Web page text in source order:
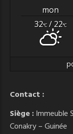
mon
32°C / 22°C
Contact :
Siège :Immeuble
Conakry – Guinée